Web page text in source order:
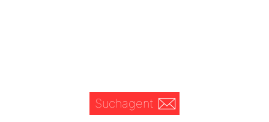
Suchagent